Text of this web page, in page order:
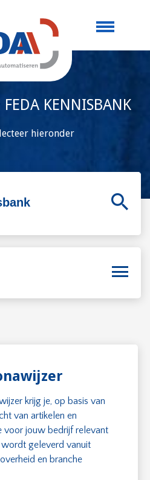
KENNISBANK
hieronder
krijg je, op basis van
van artikelen en
voor jouw bedrijf relevant
wordt geleverd vanuit
en branche